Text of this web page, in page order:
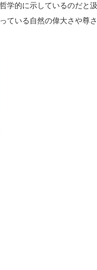
学的に示しているのだと
ている自然の偉大さや尊